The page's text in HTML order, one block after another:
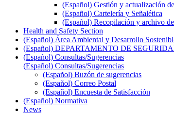
(Español) Gestión y actualización
(Español) Cartelería y Señalética
(Español) Recopilación y archivo
Health and Safety Section
(Español) Área Ambiental y Desarrollo
(Español) DEPARTAMENTO DE
(Español) Consultas/Sugerencias
(Español) Consultas/Sugerencias
(Español) Buzón de sugerencias
(Español) Correo Postal
(Español) Encuesta de Satisfacción
(Español) Normativa
News